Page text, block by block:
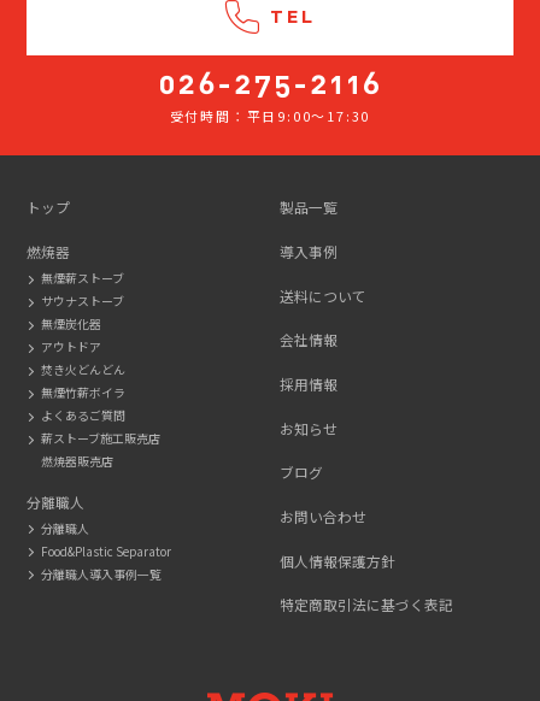
TEL
受付時間：平日9:00～17:30
トップ
燃焼器
無煙薪ストーブ
サウナストーブ
無煙炭化器
アウトドア
焚き火どんどん
無煙竹薪ボイラ
よくあるご質問
薪ストーブ施工販売店
燃焼器販売店
分離職人
分離職人
Food&Plastic Separator
分離職人導入事例一覧
製品一覧
導入事例
送料について
会社情報
採用情報
お知らせ
ブログ
お問い合わせ
個人情報保護方針
特定商取引法に基づく表記